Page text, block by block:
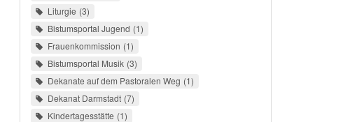
Liturgie 3
Bistumsportal Jugend 1
Frauenkommission 1
Bistumsportal Musik 3
Dekanate auf dem Pastoralen Weg 1
Dekanat Darmstadt 7
Kindertagesstätte 1